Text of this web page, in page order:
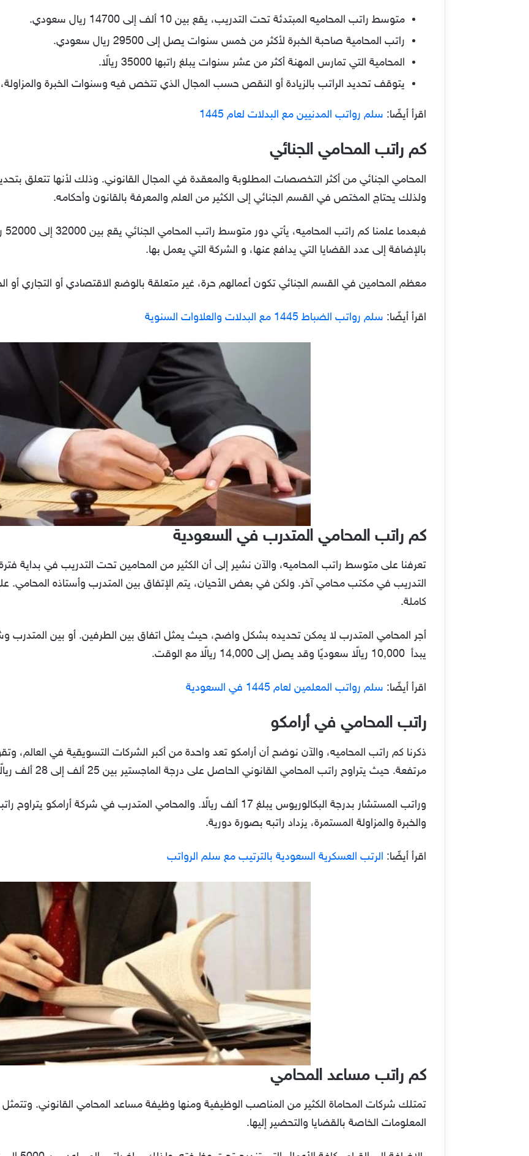
متوسط راتب المحاميه المبتدئة تحت التدريب، يقع بين 10 ألف إلى 14700 ريال سعودي.
راتب المحامية صاحبة الخبرة لأكثر من خمس سنوات يصل إلى 29500 ريال سعودي.
المحامية التي تمارس المهنة أكثر من عشر سنوات يبلغ راتبها 35000 ريالًا.
يتوقف تحديد الراتب بالزيادة أو النقص حسب المجال الذي تتخص فيه وسنوات الخبرة والمزاولة،
اقرأ أيضًا: سلم رواتب المدنيين مع البدلات لعام 1445
كم راتب المحامي الجنائي
المحامي الجنائي من أكثر التخصصات المطلوبة والمعقدة في المجال القانوني. وذلك لأنها تتعلق
ولذلك يحتاج المختص في القسم الجنائي إلى الكثير من العلم والمعرفة بالقانون وأحكامه.
بالإضافة إلى عدد القضايا التي يدافع عنها، و الشركة التي يعمل بها.
معظم المحامين في القسم الجنائي تكون أعمالهم حرة، غير متعلقة بالوضع الاقتصادي أو التجاري
اقرأ أيضًا: سلم رواتب الضباط 1445 مع البدلات والعلاوات السنوية
كم راتب المحامي المتدرب في السعودية
تعرفنا على متوسط راتب المحاميه، والآن نشير إلى أن الكثير من المحامين تحت التدريب في بداية
التدريب في مكتب محامي آخر. ولكن في بعض الأحيان، يتم الإتفاق بين المتدرب وأستاذه المحامي.
كاملة.
أجر المحامي المتدرب لا يمكن تحديده بشكل واضح، حيث يمثل اتفاق بين الطرفين. أو بين المتدرب
يبدأ 10,000 ريالًا سعوديًا وقد يصل إلى 14,000 ريالًا مع الوقت.
اقرأ أيضًا: سلم رواتب المعلمين لعام 1445 في السعودية
راتب المحامي في أرامكو
ذكرنا كم راتب المحاميه، والآن نوضح أن أرامكو تعد واحدة من أكبر الشركات التسويقية في العالم،
مرتفعة. حيث يتراوح راتب المحامي القانوني الحاصل على درجة الماجستير بين 25 ألف إلى 28 ألف ريالًا سعوديًا.
والخبرة والمزاولة المستمرة، يزداد راتبه بصورة دورية.
اقرأ أيضًا: الرتب العسكرية السعودية بالترتيب مع سلم الرواتب
كم راتب مساعد المحامي
تمتلك شركات المحاماة الكثير من المناصب الوظيفية ومنها وظيفة مساعد المحامي القانوني.
المعلومات الخاصة بالقضايا والتحضير إليها.